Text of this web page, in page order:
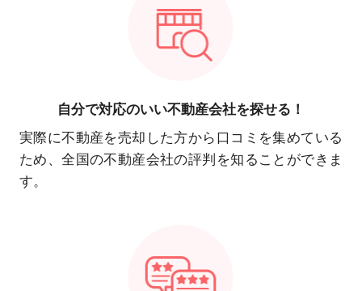
自分で対応のいい不動産会社を探せる！
実際に不動産を売却した方から口コミを集めている
ため、全国の不動産会社の評判を知ることができま
す。